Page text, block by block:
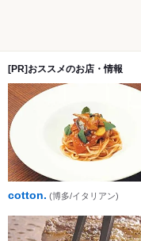
[PR]おススメのお店・情報
cotton. (博多/イタリアン)